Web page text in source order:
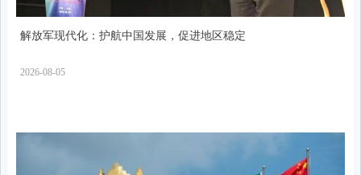
解放军现代化：护航中国发展，促进地区稳定
2026-08-05